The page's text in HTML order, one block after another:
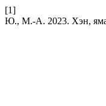
[1]
Ю., М.-А. 2023. Хэн,